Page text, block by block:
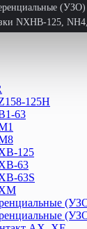
NXHB-125,
NH40
реверс.
NH1
DZ47LE-
NB1L
NB1L-40
NB2LE
NB310L
NBH8LE-
NXBLE-
NXBLE-
NXBLE-
125H
63
125
63
63S